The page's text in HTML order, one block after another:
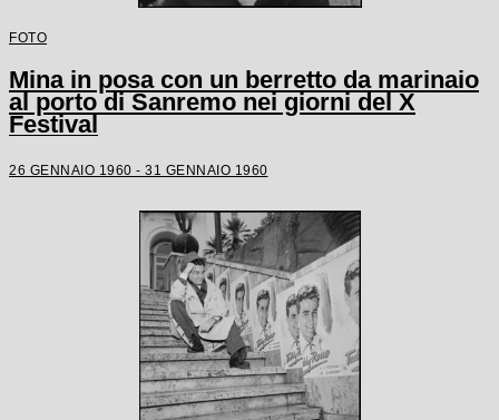
FOTO
Mina in posa con un berretto da marinaio
al porto di Sanremo nei giorni del X
Festival
26 GENNAIO 1960 - 31 GENNAIO 1960